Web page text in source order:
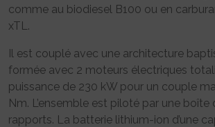
comme au biodiesel B100 ou en
xTL.
Il est couplé avec une architecture
formée avec 2 moteurs électriques
puissance de 230 kW pour un couple
Nm. L’ensemble est piloté par une boîte
rapports. La batterie lithium-ion d’une